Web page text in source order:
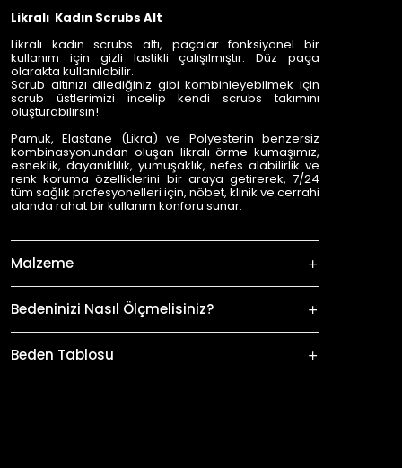
Likralı Kadın Scrubs Alt
Likralı kadın scrubs altı, paçalar fonksiyonel bir
kullanım için gizli lastikli çalışılmıştır. Düz paça
olarakta kullanılabilir.
Scrub altınızı dilediğiniz gibi kombinleyebilmek için
scrub üstlerimizi incelip kendi scrubs takımını
oluşturabilirsin!
Pamuk, Elastane (Likra) ve Polyesterin benzersiz
kombinasyonundan oluşan likralı örme kumaşımız,
esneklik, dayanıklılık, yumuşaklık, nefes alabilirlik ve
renk koruma özelliklerini bir araya getirerek, 7/24
tüm sağlık profesyonelleri için, nöbet, klinik ve cerrahi
alanda rahat bir kullanım konforu sunar.
Malzeme
Bedeninizi Nasıl Ölçmelisiniz?
Beden Tablosu